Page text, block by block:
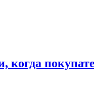
когда